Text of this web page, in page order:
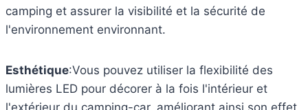
camping et assurer la visibilité et la sécurité de
l'environnement environnant.
Esthétique:Vous pouvez utiliser la flexibilité des
lumières LED pour décorer à la fois l'intérieur et
l'extérieur du camping-car, améliorant ainsi son effet